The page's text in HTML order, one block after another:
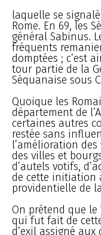
laquelle se
Rome. En 69, les
général Sabinus.
fréquents
domptées ; c’est
tour partie de la
Séquanaise sous
Quoique les
département de
certaines autres
restée sans
l’amélioration
des villes et
d’autels votifs,
de cette initiation
providentielle de
On prétend que le
qui fut fait de
d’exil assigné